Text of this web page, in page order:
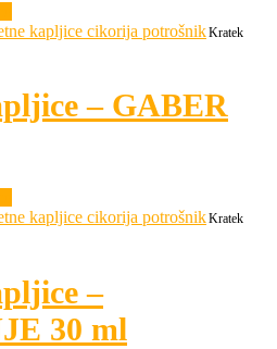
Kratek
– GABER
Kratek
–
30 ml